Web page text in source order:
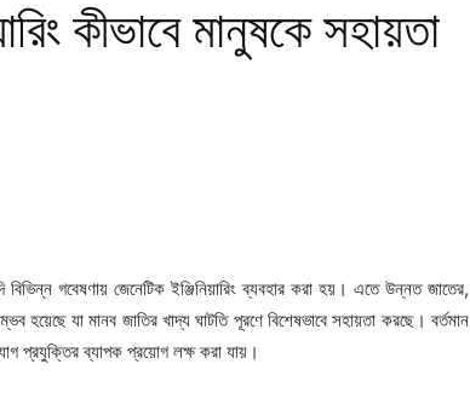
কীভাবে মানুষকে সহায়তা
গবেষণায় জেনেটিক ইঞ্জিনিয়ারিং ব্যবহার করা হয়। এতে উন্নত জাতের,
যা মানব জাতির খাদ্য ঘাটতি পূরণে বিশেষভাবে সহায়তা করছে। বর্তমান
প্রযুক্তির ব্যাপক প্রয়োগ লক্ষ করা যায়।